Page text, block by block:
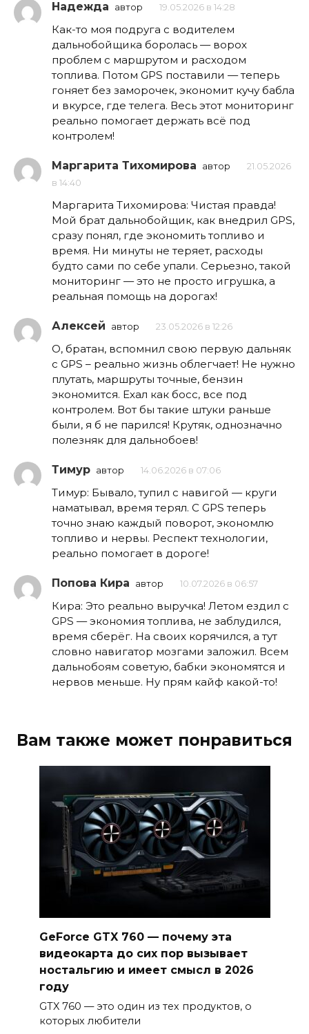
Надежда автор 19.05.2026 в 14:28
Как-то моя подруга с водителем
дальнобойщика боролась — ворох
проблем с маршрутом и расходом
топлива. Потом GPS поставили — теперь
гоняет без заморочек, экономит кучу бабла
и вкурсе, где телега. Весь этот мониторинг
реально помогает держать всё под
контролем!
Маргарита Тихомирова автор
21.05.2026
в 14:40
Маргарита Тихомирова: Чистая правда!
Мой брат дальнобойщик, как внедрил GPS,
сразу понял, где экономить топливо и
время. Ни минуты не теряет, расходы
будто сами по себе упали. Серьезно, такой
мониторинг — это не просто игрушка, а
реальная помощь на дорогах!
Алексей автор 23.05.2026 в 12:26
О, братан, вспомнил свою первую дальняк
с GPS – реально жизнь облегчает! Не нужно
плутать, маршруты точные, бензин
экономится. Ехал как босс, все под
контролем. Вот бы такие штуки раньше
были, я б не парился! Крутяк, однозначно
полезняк для дальнобоев!
Тимур автор 14.06.2026 в 07:06
Тимур: Бывало, тупил с навигой — круги
наматывал, время терял. С GPS теперь
точно знаю каждый поворот, экономлю
топливо и нервы. Респект технологии,
реально помогает в дороге!
Попова Кира автор 10.07.2026 в 06:57
Кира: Это реально выручка! Летом ездил с
GPS — экономия топлива, не заблудился,
время сберёг. На своих корячился, а тут
словно навигатор мозгами заложил. Всем
дальнобоям советую, бабки экономятся и
нервов меньше. Ну прям кайф какой-то!
Вам также может понравиться
GeForce GTX 760 — почему эта
видеокарта до сих пор вызывает
ностальгию и имеет смысл в 2026
году
GTX 760 — это один из тех продуктов, о
которых любители